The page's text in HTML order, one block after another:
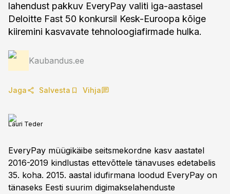
lahendust pakkuv EveryPay valiti iga-aastasel
Deloitte Fast 50 konkursil Kesk-Euroopa kõige
kiiremini kasvavate tehnoloogiafirmade hulka.
Kaubandus.ee
Jaga Salvesta Vihja
Lauri Teder
EveryPay müügikäibe seitsmekordne kasv aastatel
2016-2019 kindlustas ettevõttele tänavuses edetabelis
35. koha. 2015. aastal idufirmana loodud EveryPay on
tänaseks Eesti suurim digimakselahenduste